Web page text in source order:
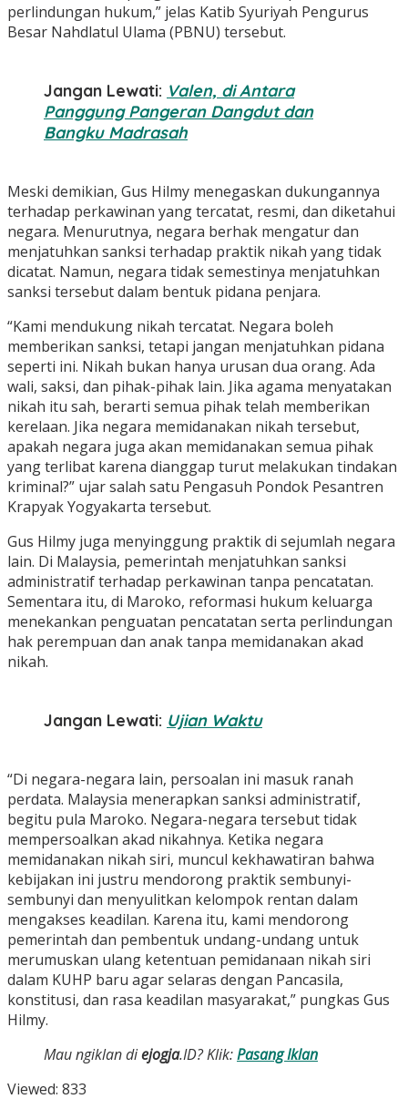
perlindungan hukum,” jelas Katib Syuriyah Pengurus
Besar Nahdlatul Ulama (PBNU) tersebut.
Jangan Lewati: Valen, di Antara
Panggung Pangeran Dangdut dan
Bangku Madrasah
Meski demikian, Gus Hilmy menegaskan dukungannya
terhadap perkawinan yang tercatat, resmi, dan diketahui
negara. Menurutnya, negara berhak mengatur dan
menjatuhkan sanksi terhadap praktik nikah yang tidak
dicatat. Namun, negara tidak semestinya menjatuhkan
sanksi tersebut dalam bentuk pidana penjara.
“Kami mendukung nikah tercatat. Negara boleh
memberikan sanksi, tetapi jangan menjatuhkan pidana
seperti ini. Nikah bukan hanya urusan dua orang. Ada
wali, saksi, dan pihak-pihak lain. Jika agama menyatakan
nikah itu sah, berarti semua pihak telah memberikan
kerelaan. Jika negara memidanakan nikah tersebut,
apakah negara juga akan memidanakan semua pihak
yang terlibat karena dianggap turut melakukan tindakan
kriminal?” ujar salah satu Pengasuh Pondok Pesantren
Krapyak Yogyakarta tersebut.
Gus Hilmy juga menyinggung praktik di sejumlah negara
lain. Di Malaysia, pemerintah menjatuhkan sanksi
administratif terhadap perkawinan tanpa pencatatan.
Sementara itu, di Maroko, reformasi hukum keluarga
menekankan penguatan pencatatan serta perlindungan
hak perempuan dan anak tanpa memidanakan akad
nikah.
Jangan Lewati: Ujian Waktu
“Di negara-negara lain, persoalan ini masuk ranah
perdata. Malaysia menerapkan sanksi administratif,
begitu pula Maroko. Negara-negara tersebut tidak
mempersoalkan akad nikahnya. Ketika negara
memidanakan nikah siri, muncul kekhawatiran bahwa
kebijakan ini justru mendorong praktik sembunyi-
sembunyi dan menyulitkan kelompok rentan dalam
mengakses keadilan. Karena itu, kami mendorong
pemerintah dan pembentuk undang-undang untuk
merumuskan ulang ketentuan pemidanaan nikah siri
dalam KUHP baru agar selaras dengan Pancasila,
konstitusi, dan rasa keadilan masyarakat,” pungkas Gus
Hilmy.
Mau ngiklan diejogja.ID? Klik:Pasang Iklan
Viewed: 833